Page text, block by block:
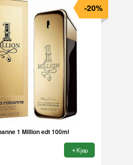
1 Million edt 100ml
-20%
Kjøp